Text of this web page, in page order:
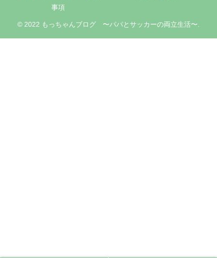
事項
© 2022 もっちゃんブログ 〜パパとサッカーの両立生活〜.